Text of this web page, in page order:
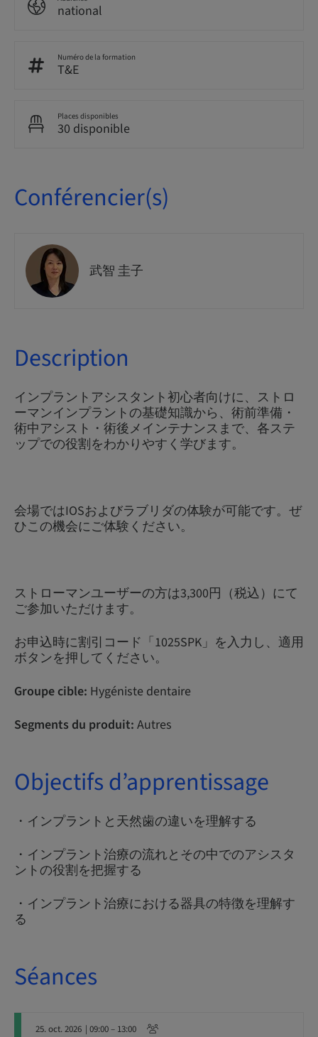
national
Numéro de la formation
T&E
Places disponibles
30 disponible
Conférencier(s)
武智 圭子
Description
インプラントアシスタント初心者向けに、ストロ
ーマンインプラントの基礎知識から、術前準備・
術中アシスト・術後メインテナンスまで、各ステ
ップでの役割をわかりやすく学びます。
会場ではIOSおよびラブリダの体験が可能です。ぜ
ひこの機会にご体験ください。
ストローマンユーザーの方は3,300円（税込）にて
ご参加いただけます。
お申込時に割引コード「1025SPK」を入力し、適用
ボタンを押してください。
Groupe cible: Hygéniste dentaire
Segments du produit: Autres
Objectifs d’apprentissage
・インプラントと天然歯の違いを理解する
・インプラント治療の流れとその中でのアシスタ
ントの役割を把握する
・インプラント治療における器具の特徴を理解す
る
Séances
25. oct. 2026 | 09:00 – 13:00